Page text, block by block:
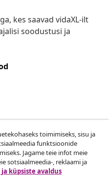
kes saavad vidaXL-ilt
soodustusi ja
toimimiseks, sisu ja
funktsioonide
Jagame teie infot meie
sotsiaalmeedia-, reklaami ja
ja küpsiste avaldus